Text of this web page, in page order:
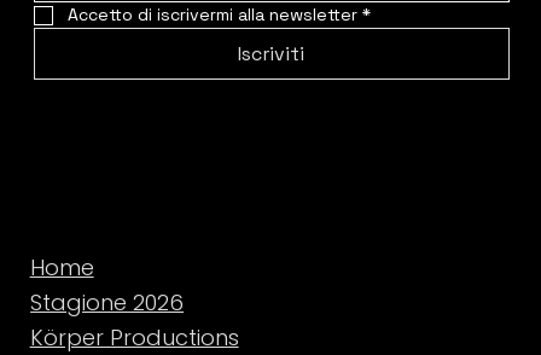
Accetto di iscrivermi alla newsletter *
Iscriviti
Home
Stagione 2026
Körper Productions